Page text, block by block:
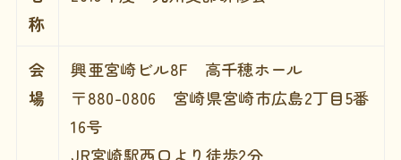
称
会
場
興亜宮崎ビル8F 高千穂ホール
〒880-0806 宮崎県宮崎市広島2丁目5番
16号
JR宮崎駅西口より徒歩2分